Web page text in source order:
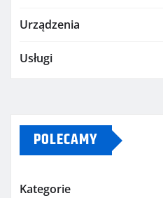
Urządzenia
Usługi
POLECAMY
Kategorie